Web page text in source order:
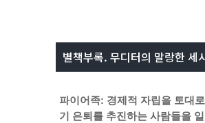
별책부록. 무디터의 말랑한 세
파이어족: 경제적 자립을 토대
기 은퇴를 추진하는 사람들을